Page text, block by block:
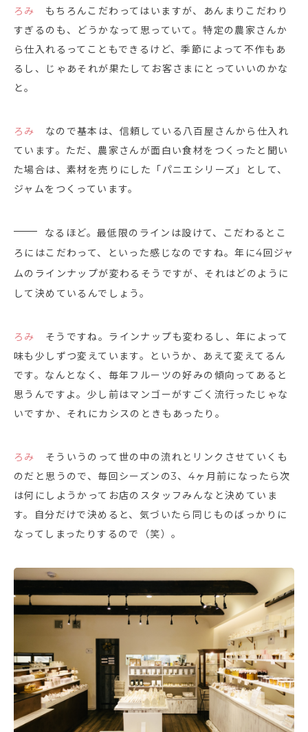
ろみ
もちろんこだわってはいますが、あんまりこだわり
すぎるのも、どうかなって思っていて。特定の農家さんか
ら仕入れるってこともできるけど、季節によって不作もあ
るし、じゃあそれが果たしてお客さまにとっていいのかな
と。
ろみ
なので基本は、信頼している八百屋さんから仕入れ
ています。ただ、農家さんが面白い食材をつくったと聞い
た場合は、素材を売りにした「パニエシリーズ」として、
ジャムをつくっています。
なるほど。最低限のラインは設けて、こだわるとこ
ろにはこだわって、といった感じなのですね。年に4回ジャ
ムのラインナップが変わるそうですが、それはどのように
して決めているんでしょう。
ろみ
そうですね。ラインナップも変わるし、年によって
味も少しずつ変えています。というか、あえて変えてるん
です。なんとなく、毎年フルーツの好みの傾向ってあると
思うんですよ。少し前はマンゴーがすごく流行ったじゃな
いですか、それにカシスのときもあったり。
ろみ
そういうのって世の中の流れとリンクさせていくも
のだと思うので、毎回シーズンの3、4ヶ月前になったら次
は何にしようかってお店のスタッフみんなと決めていま
す。自分だけで決めると、気づいたら同じものばっかりに
なってしまったりするので（笑）。